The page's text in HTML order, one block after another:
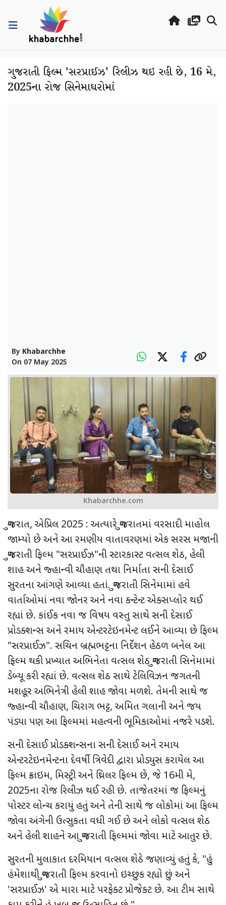
ગુજરાતી ફિલ્મ 'સરપ્રાઈઝ' રિલીઝ થઇ રહી છે, 16 મે,
2025ના રોજ સિનેમાઘરોમાં
By Khabarchhe
On 07 May 2025
Khabarchhe.com
ગુજરાત, એપ્રિલ 2025 : અત્યારે ગુજરાતમાં વરસાદી માહોલ
જામ્યો છે અને આ રમણીય વાતાવરણમાં એક સરસ મજાની
ગુજરાતી ફિલ્મ "સરપ્રાઈઝ"ની સ્ટારકાસ્ટ વત્સલ શેઠ, હેલી
શાહ અને જ્હાન્વી ચૌહાણ તથા નિર્માતા સની દેસાઈ
સુરતના આંગણે આવ્યા હતાં. ગુજરાતી સિનેમામાં હવે
વાર્તાઓમાં નવા જોનર અને નવા કન્ટેન્ટ એક્સપ્લોર થઈ
રહ્યાં છે. કાંઈક નવા જ વિષય વસ્તુ સાથે સની દેસાઈ
પ્રોડક્શન્સ અને રમાય એન્ટરટેઇનમેન્ટ લઈને આવ્યા છે ફિલ્મ
"સરપ્રાઈઝ". સચિન બ્રહ્મભટ્ટના નિર્દેશન હેઠળ બનેલ આ
ફિલ્મ થકી પ્રખ્યાત અભિનેતા વત્સલ શેઠ ગુજરાતી સિનેમામાં
ડેબ્યૂ કરી રહ્યાં છે. વત્સલ શેઠ સાથે ટેલિવિઝન જગતની
મશહૂર અભિનેત્રી હેલી શાહ જોવા મળશે. તેમની સાથે જ
જ્હાન્વી ચૌહાણ, ચિરાગ ભટ્ટ, અમિત ગલાની અને જય
પંડ્યા પણ આ ફિલ્મમાં મહત્વની ભૂમિકાઓમાં નજરે પડશે.
સની દેસાઈ પ્રોડક્શન્સના સની દેસાઈ અને રમાય
એન્ટરટેઇનમેન્ટના દેવર્ષી ત્રિવેદી દ્વારા પ્રોડ્યુસ કરાયેલ આ
ફિલ્મ ક્રાઇમ, મિસ્ટ્રી અને થ્રિલર ફિલ્મ છે, જે 16મી મે,
2025ના રોજ રિલીઝ થઈ રહી છે. તાજેતરમાં જ ફિલ્મનું
પોસ્ટર લોન્ચ કરાયું હતું અને તેની સાથે જ લોકોમાં આ ફિલ્મ
જોવા અંગેની ઉત્સુકતા વધી ગઈ છે અને લોકો વત્સલ શેઠ
અને હેલી શાહને આ ગુજરાતી ફિલ્મમાં જોવા માટે આતુર છે.
સુરતની મુલાકાત દરમિયાન વત્સલ શેઠે જણાવ્યું હતું કે, "હું
હંમેશાથી ગુજરાતી ફિલ્મ કરવાનો ઇચ્છુક રહ્યો છું અને
'સરપ્રાઈઝ' એ મારા માટે પરફેક્ટ પ્રોજેક્ટ છે. આ ટીમ સાથે